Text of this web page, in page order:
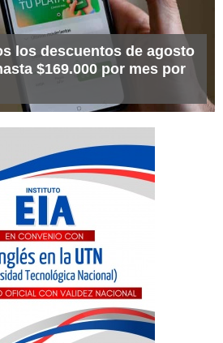
los descuentos de agosto
$169.000 por mes por